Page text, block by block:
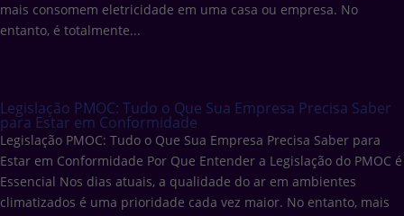
mais consomem eletricidade em uma casa ou empresa. No
entanto, é totalmente...
Legislação PMOC: Tudo o Que Sua Empresa Precisa Saber
para Estar em Conformidade
Legislação PMOC: Tudo o Que Sua Empresa Precisa Saber para
Estar em Conformidade Por Que Entender a Legislação do PMOC é
Essencial Nos dias atuais, a qualidade do ar em ambientes
climatizados é uma prioridade cada vez maior. No entanto, mais